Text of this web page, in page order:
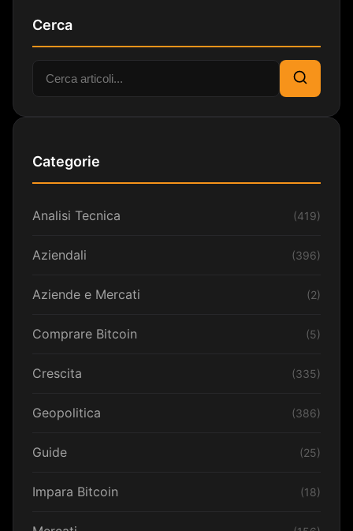
Cerca
Cerca:
Cerca
Categorie
Analisi Tecnica (419)
Aziendali (396)
Aziende e Mercati (2)
Comprare Bitcoin (5)
Crescita (335)
Geopolitica (386)
Guide (25)
Impara Bitcoin (18)